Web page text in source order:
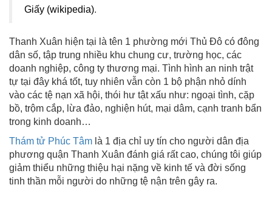
Giấy (wikipedia).
Thanh Xuân hiện tại là tên 1 phường mới Thủ Đô có đông
dân số, tập trung nhiều khu chung cư, trường học, các
doanh nghiệp, công ty thương mại. Tình hình an ninh trật
tự tại đây khá tốt, tuy nhiên vẫn còn 1 bộ phận nhỏ dính
vào các tệ nạn xã hội, thói hư tật xấu như: ngoại tình, cặp
bồ, trộm cắp, lừa đảo, nghiện hút, mại dâm, cạnh tranh bẩn
trong kinh doanh…
Thám tử Phúc Tâm là 1 địa chỉ uy tín cho người dân địa
phương quận Thanh Xuân đánh giá rất cao, chúng tôi giúp
giảm thiểu những thiệu hại nặng về kinh tế và đời sống
tinh thần mỗi người do những tệ nận trên gây ra.